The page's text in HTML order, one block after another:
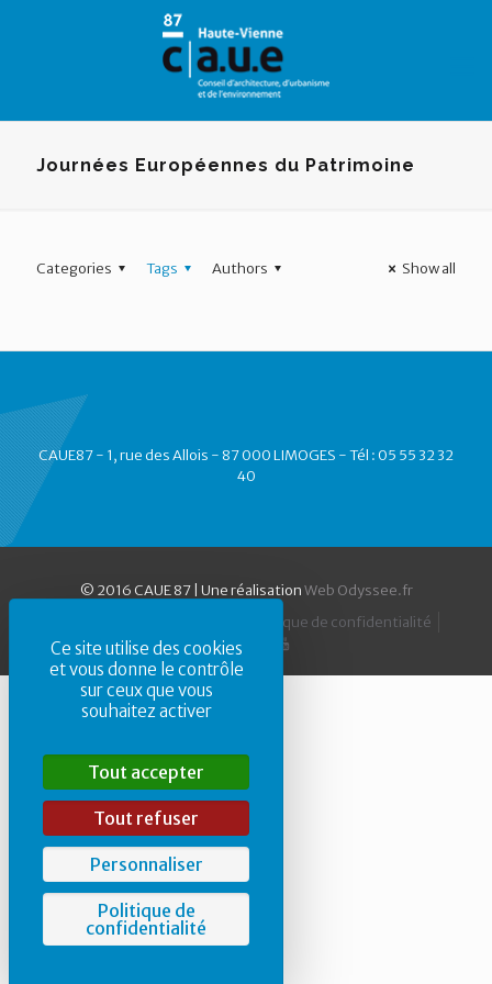
Journées Européennes du Patrimoine
Categories Tags Authors Show all
CAUE87 - 1, rue des Allois - 87 000 LIMOGES - Tél : 05 55 32 32
40
© 2016 CAUE 87 | Une réalisationWeb Odyssee.fr
Politique de confidentialité
Panneau de gestion des cookies
Ce site utilise des cookies
et vous donne le contrôle
sur ceux que vous
souhaitez activer
Tout accepter
Tout refuser
Personnaliser
Politique de
confidentialité